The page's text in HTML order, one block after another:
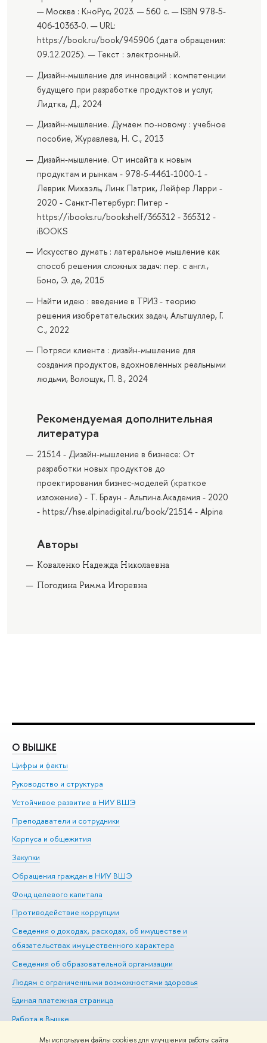
Мы используем файлы cookies для улучшения работы сайта
— Москва : КноРус, 2023. — 560 с. — ISBN 978-5-
406-10363-0. — URL:
https://book.ru/book/945906 (дата обращения:
09.12.2025). — Текст : электронный.
Дизайн-мышление для инноваций : компетенции
будущего при разработке продуктов и услуг,
Лидтка, Д., 2024
Дизайн-мышление. Думаем по-новому : учебное
пособие, Журавлева, Н. С., 2013
Дизайн-мышление. От инсайта к новым
продуктам и рынкам - 978-5-4461-1000-1 -
Леврик Михаэль, Линк Патрик, Лейфер Ларри -
2020 - Санкт-Петербург: Питер -
https://ibooks.ru/bookshelf/365312 - 365312 -
iBOOKS
Искусство думать : латеральное мышление как
способ решения сложных задач: пер. с англ.,
Боно, Э. де, 2015
Найти идею : введение в ТРИЗ - теорию
решения изобретательских задач, Альтшуллер, Г.
С., 2022
Потряси клиента : дизайн-мышление для
создания продуктов, вдохновленных реальными
людьми, Волощук, П. В., 2024
Рекомендуемая дополнительная
литература
21514 - Дизайн-мышление в бизнесе: От
разработки новых продуктов до
проектирования бизнес-моделей (краткое
изложение) - Т. Браун - Альпина.Академия - 2020
- https://hse.alpinadigital.ru/book/21514 - Alpina
Авторы
Коваленко Надежда Николаевна
Погодина Римма Игоревна
О ВЫШКЕ
Цифры и факты
Руководство и структура
Устойчивое развитие в НИУ ВШЭ
Преподаватели и сотрудники
Корпуса и общежития
Закупки
Обращения граждан в НИУ ВШЭ
Фонд целевого капитала
Противодействие коррупции
Сведения о доходах, расходах, об имуществе и
обязательствах имущественного характера
Сведения об образовательной организации
Людям с ограниченными возможностями здоровья
Единая платежная страница
Работа в Вышке